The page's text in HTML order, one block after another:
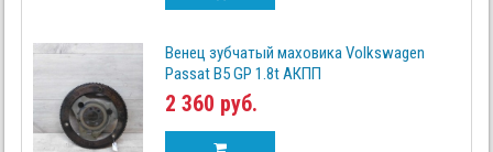
Венец зубчатый маховика Volkswagen
Passat B5 GP 1.8t АКПП
2 360 руб.